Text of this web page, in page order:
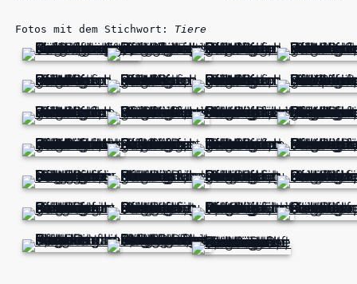
Fotos mit dem Stichwort: Tiere